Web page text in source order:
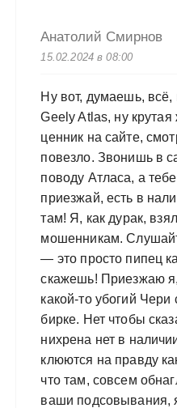
Анатолий Смирнов
15.02.2024 в 08:00
Ну вот, думаешь, всё,
Geely Atlas, ну
ценник на сайте,
повезло. Звонишь в
поводу Атласа, а
приезжай, есть в
там! Я, как дурак,
мошенникам.
— это просто пипец
скажешь! Приезжаю
какой-то убогий
бирке. Нет чтобы
нихрена нет в
клюются на правду
что там, совсем
ваши подсовывания,